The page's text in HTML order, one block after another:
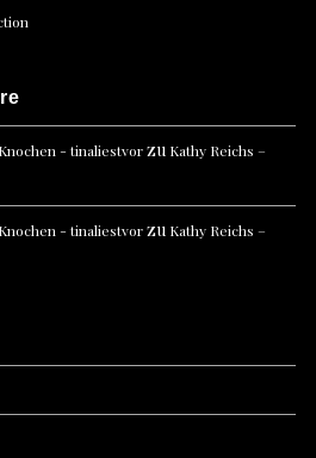
- tinaliestvorzu Kathy Reichs –
- tinaliestvorzu Kathy Reichs –